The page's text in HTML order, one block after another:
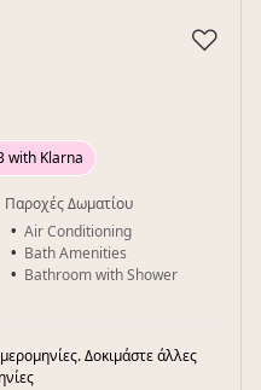
♡
with Klarna
Παροχές Δωματίου
Air Conditioning
Bath Amenities
Bathroom with Shower
Δοκιμάστε άλλες